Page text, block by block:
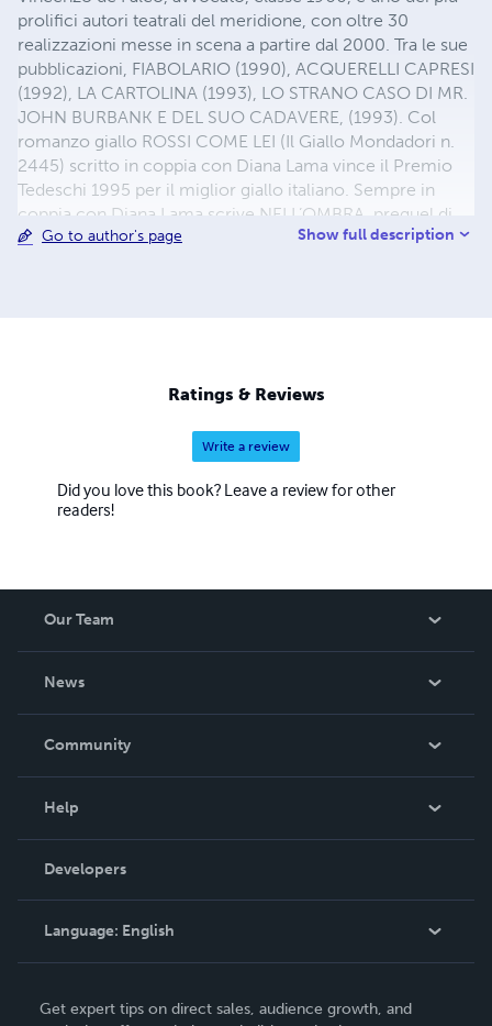
prolifici autori teatrali del meridione, con oltre 30
realizzazioni messe in scena a partire dal 2000. Tra le sue
pubblicazioni, FIABOLARIO (1990), ACQUERELLI CAPRESI
(1992), LA CARTOLINA (1993), LO STRANO CASO DI MR.
JOHN BURBANK E DEL SUO CADAVERE, (1993). Col
romanzo giallo ROSSI COME LEI (Il Giallo Mondadori n.
2445) scritto in coppia con Diana Lama vince il Premio
Tedeschi 1995 per il miglior giallo italiano. Sempre in
coppia con Diana Lama scrive NELL’OMBRA, prequel di
ROSSI COME LEI, (1999) e BEATI I DEBOLI, (inedito). Nel
che raccoglie oltre 100.000 presenze.
Go to author's page Show full description
Ratings & Reviews
Write a review
Did you love this book? Leave a review for other
readers!
Our Team
News
In The News
Community
Podcast
Help
Order Lookup
Knowledge Base
Contact Support
Developers
Language: English
Deutsch
Get expert tips on direct sales, audience growth, and